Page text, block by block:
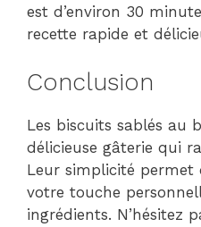
est d’environ 30
recette rapide et
Conclusion
Les biscuits sablés au
délicieuse gâterie qui
Leur simplicité permet
votre touche
ingrédients. N’hésitez